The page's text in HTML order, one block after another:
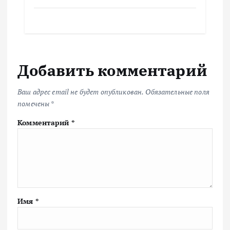
Добавить комментарий
Ваш адрес email не будет опубликован. Обязательные поля
помечены *
Комментарий *
Имя *